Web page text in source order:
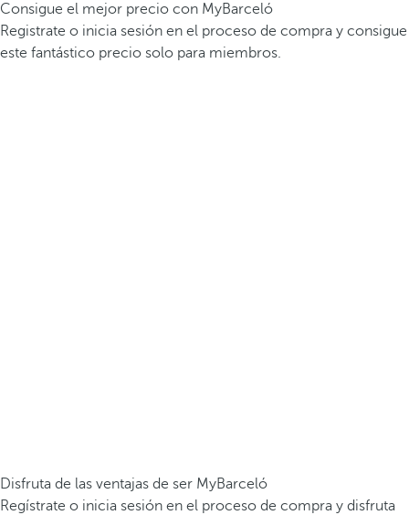
Consigue el mejor precio con MyBarceló
Registrate o inicia sesión en el proceso de compra y consigue
este fantástico precio solo para miembros.
Disfruta de las ventajas de ser MyBarceló
Regístrate o inicia sesión en el proceso de compra y disfruta